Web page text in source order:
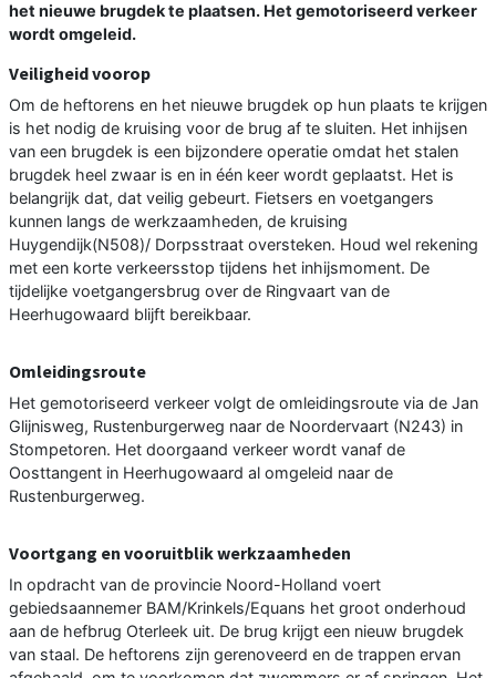
het nieuwe brugdek te plaatsen. Het gemotoriseerd verkeer
wordt omgeleid.
Veiligheid voorop
Om de heftorens en het nieuwe brugdek op hun plaats te krijgen
is het nodig de kruising voor de brug af te sluiten. Het inhijsen
van een brugdek is een bijzondere operatie omdat het stalen
brugdek heel zwaar is en in één keer wordt geplaatst. Het is
belangrijk dat, dat veilig gebeurt. Fietsers en voetgangers
kunnen langs de werkzaamheden, de kruising
Huygendijk(N508)/ Dorpsstraat oversteken. Houd wel rekening
met een korte verkeersstop tijdens het inhijsmoment. De
tijdelijke voetgangersbrug over de Ringvaart van de
Heerhugowaard blijft bereikbaar.
Omleidingsroute
Het gemotoriseerd verkeer volgt de omleidingsroute via de Jan
Glijnisweg, Rustenburgerweg naar de Noordervaart (N243) in
Stompetoren. Het doorgaand verkeer wordt vanaf de
Oosttangent in Heerhugowaard al omgeleid naar de
Rustenburgerweg.
Voortgang en vooruitblik werkzaamheden
In opdracht van de provincie Noord-Holland voert
gebiedsaannemer BAM/Krinkels/Equans het groot onderhoud
aan de hefbrug Oterleek uit. De brug krijgt een nieuw brugdek
van staal. De heftorens zijn gerenoveerd en de trappen ervan